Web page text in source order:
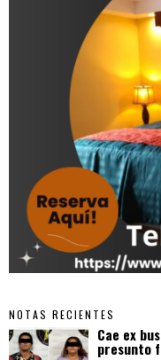
NOTAS RECIENTES
Cae ex
presunto